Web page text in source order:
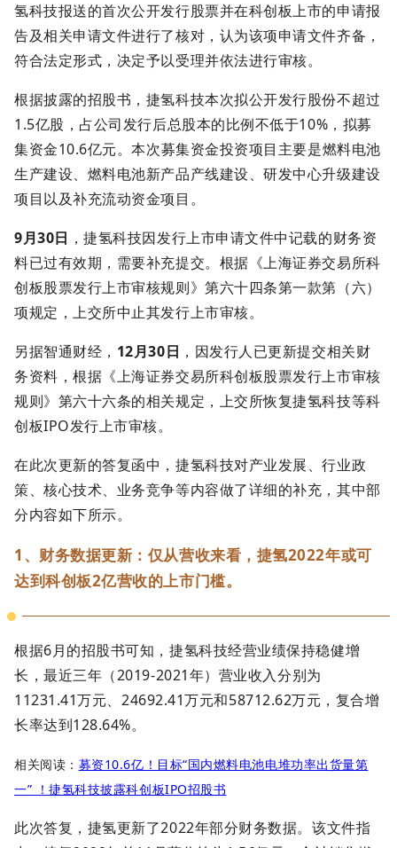
氢科技报送的首次公开发行股票并在科创板上市的申请报
告及相关申请文件进行了核对，认为该项申请文件齐备，
符合法定形式，决定予以受理并依法进行审核。
根据披露的招股书，捷氢科技本次拟公开发行股份不超过
1.5亿股，占公司发行后总股本的比例不低于10%，拟募
集资金10.6亿元。本次募集资金投资项目主要是燃料电池
生产建设、燃料电池新产品产线建设、研发中心升级建设
项目以及补充流动资金项目。
9月30日 ，捷氢科技因发行上市申请文件中记载的财务资
料已过有效期，需要补充提交。根据《上海证券交易所科
创板股票发行上市审核规则》第六十四条第一款第（六）
项规定，上交所中止其发行上市审核。
另据智通财经， 12月30日 ，因发行人已更新提交相关财
务资料，根据《上海证券交易所科创板股票发行上市审核
规则》第六十六条的相关规定，上交所恢复捷氢科技等科
创板IPO发行上市审核。
在此次更新的答复函中，捷氢科技对产业发展、行业政
策、核心技术、业务竞争等内容做了详细的补充，其中部
分内容如下所示。
1、财务数据更新：仅从营收来看，捷氢2022年或可
达到科创板2亿营收的上市门槛。
根据6月的招股书可知， 捷氢科技经营业绩保持稳健增
长，最近三年（2019-2021年）营业收入分别为
11231.41万元、24692.41万元和58712.62万元，复合增
长率达到128.64%。
相关阅读： 募资10.6亿！目标“国内燃料电池电堆功率出货量第
一” ！捷氢科技披露科创板IPO招股书
此次答复，捷氢更新了2022年部分财务数据。该文件指